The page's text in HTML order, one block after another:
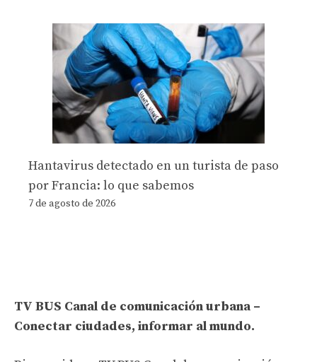
Hantavirus detectado en un turista de paso
por Francia: lo que sabemos
7 de agosto de 2026
TV BUS Canal de comunicación urbana –
Conectar ciudades, informar al mundo.